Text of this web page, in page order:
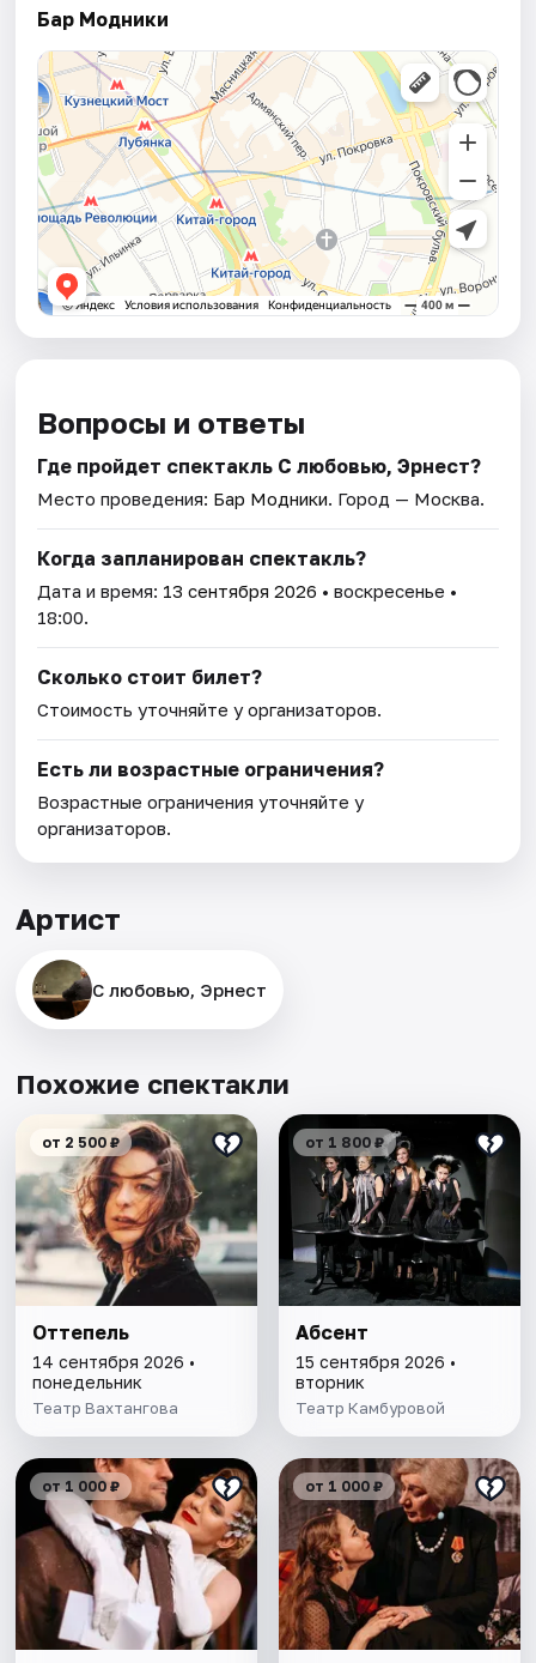
Бар Модники
Вопросы и ответы
Где пройдет спектакль С любовью, Эрнест?
Место проведения: Бар Модники. Город — Москва.
Когда запланирован спектакль?
Дата и время: 13 сентября 2026 • воскресенье •
18:00.
Сколько стоит билет?
Стоимость уточняйте у организаторов.
Есть ли возрастные ограничения?
Возрастные ограничения уточняйте у
организаторов.
Артист
С любовью, Эрнест
Похожие спектакли
от 2 500 ₽
Оттепель
14 сентября 2026 •
понедельник
Театр Вахтангова
от 1 800 ₽
Абсент
15 сентября 2026 •
вторник
Театр Камбуровой
от 1 000 ₽ от 1 000 ₽